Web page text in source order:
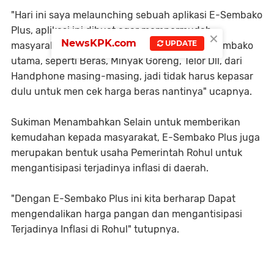
"Hari ini saya melaunching sebuah aplikasi E-Sembako
Plus, aplikasi ini dibuat agar mempermudah
masyarakat Rohul untuk mengetahui harga sembako
utama, seperti Beras, Minyak Goreng, Telor Dll, dari
Handphone masing-masing, jadi tidak harus kepasar
dulu untuk men cek harga beras nantinya" ucapnya.
Sukiman Menambahkan Selain untuk memberikan
kemudahan kepada masyarakat, E-Sembako Plus juga
merupakan bentuk usaha Pemerintah Rohul untuk
mengantisipasi terjadinya inflasi di daerah.
"Dengan E-Sembako Plus ini kita berharap Dapat
mengendalikan harga pangan dan mengantisipasi
Terjadinya Inflasi di Rohul" tutupnya.
×
NewsKPK.com UPDATE